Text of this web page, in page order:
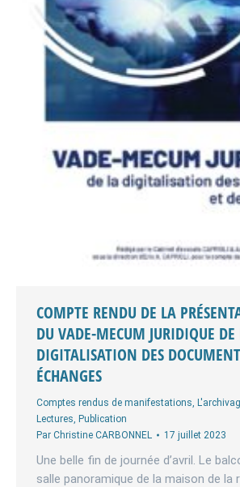
COMPTE RENDU DE LA
DU VADE-MECUM JURIDIQUE DE
DIGITALISATION DES
ÉCHANGES
Comptes rendus de manifestations,
Lectures, Publication
Par Christine CARBONNEL 17 juillet 2023
Une belle fin de journée d’avril. Le
salle panoramique de la maison de la